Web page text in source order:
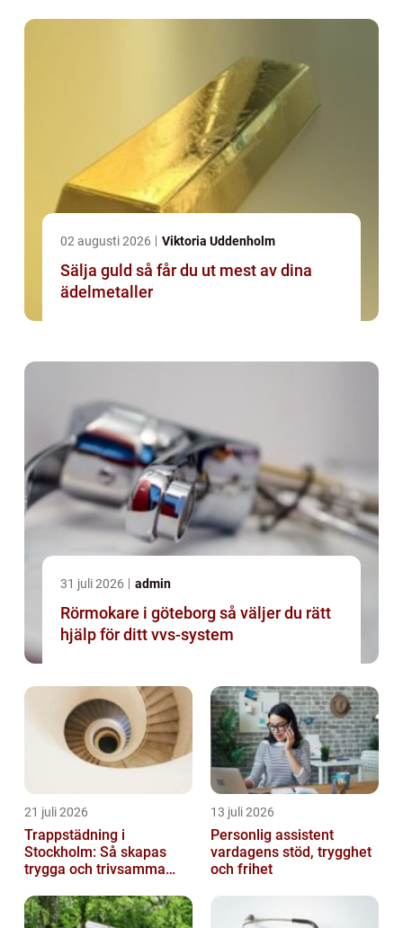
02 augusti 2026 Viktoria Uddenholm
Sälja guld så får du ut mest av dina
ädelmetaller
31 juli 2026 admin
Rörmokare i göteborg så väljer du rätt
hjälp för ditt vvs-system
21 juli 2026
Trappstädning i
Stockholm: Så skapas
trygga och trivsamma
13 juli 2026
Personlig assistent
vardagens stöd, trygghet
och frihet